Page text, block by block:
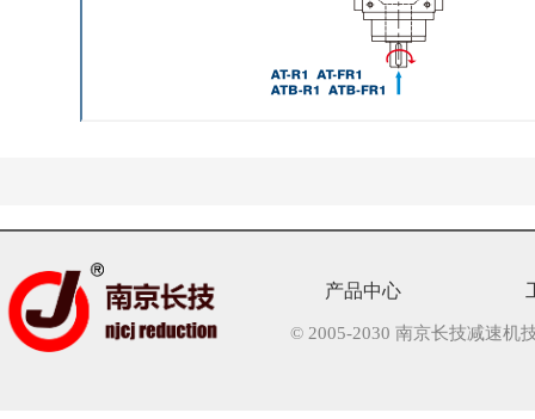
产品中心
© 2005-2030 南京长技减速机